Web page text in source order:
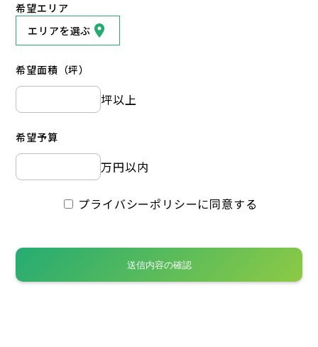
希望エリア
エリアを選ぶ
希望面積（坪）
坪以上
希望予算
万円以内
プライバシーポリシーに同意する